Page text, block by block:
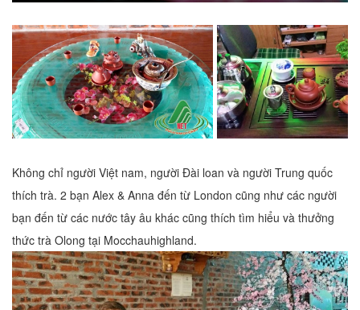
Không chỉ người Việt nam, người Đài loan và người Trung quốc
thích trà. 2 bạn Alex & Anna đến từ London cũng như các người
bạn đến từ các nước tây âu khác cũng thích tìm hiểu và thưởng
thức trà Olong tại Mocchauhighland.